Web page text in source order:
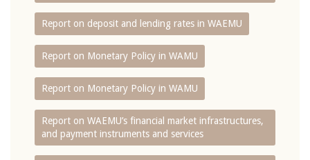
Report on deposit and lending rates in WAEMU
Report on Monetary Policy in WAMU
Report on Monetary Policy in WAMU
Report on WAEMU’s financial market infrastructures,
and payment instruments and services